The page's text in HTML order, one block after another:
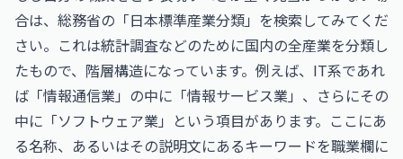
合は、総務省の「日本標準産業分類」を検索してみてくだ
さい。これは統計調査などのために国内の全産業を分類し
たもので、階層構造になっています。例えば、IT系であれ
ば「情報通信業」の中に「情報サービス業」、さらにその
中に「ソフトウェア業」という項目があります。ここにあ
る名称、あるいはその説明文にあるキーワードを職業欄に